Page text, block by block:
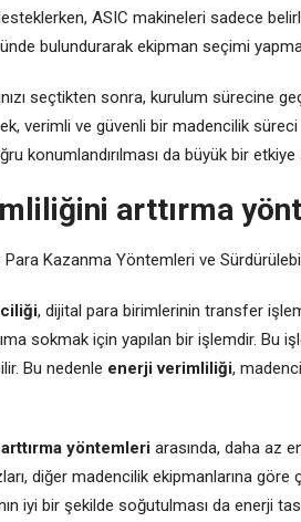
ASIC makineleri sadece
bulundurarak ekipman seçimi
seçtikten sonra, kurulum sürecine
verimli ve güvenli bir madencilik
konumlandırılması da büyük bir etkiye
arttırma
Kazanma Yöntemleri ve
, dijital para birimlerinin transfer
sokmak için yapılan bir işlemdir. Bu
Bu nedenle enerji verimliliği,
yöntemleri arasında, daha az
diğer madencilik ekipmanlarına
iyi bir şekilde soğutulması da enerji